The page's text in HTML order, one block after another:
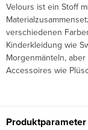
Velours ist ein Stoff
verschiedenen
Kinderkleidung wie
Morgenmänteln,
Accessoires wie
Produktparameter